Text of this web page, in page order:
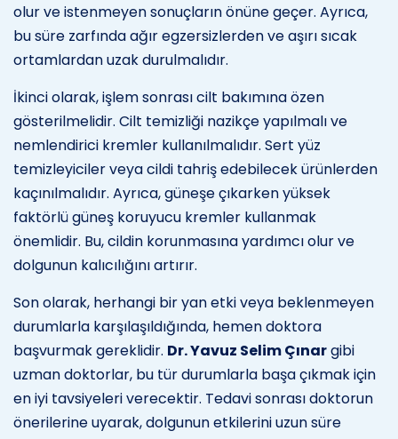
olur ve istenmeyen sonuçların önüne geçer. Ayrıca,
bu süre zarfında ağır egzersizlerden ve aşırı sıcak
ortamlardan uzak durulmalıdır.
İkinci olarak, işlem sonrası cilt bakımına özen
gösterilmelidir. Cilt temizliği nazikçe yapılmalı ve
nemlendirici kremler kullanılmalıdır. Sert yüz
temizleyiciler veya cildi tahriş edebilecek ürünlerden
kaçınılmalıdır. Ayrıca, güneşe çıkarken yüksek
faktörlü güneş koruyucu kremler kullanmak
önemlidir. Bu, cildin korunmasına yardımcı olur ve
dolgunun kalıcılığını artırır.
Son olarak, herhangi bir yan etki veya beklenmeyen
durumlarla karşılaşıldığında, hemen doktora
başvurmak gereklidir. Dr. Yavuz Selim Çınargibi
uzman doktorlar, bu tür durumlarla başa çıkmak için
en iyi tavsiyeleri verecektir. Tedavi sonrası doktorun
önerilerine uyarak, dolgunun etkilerini uzun süre